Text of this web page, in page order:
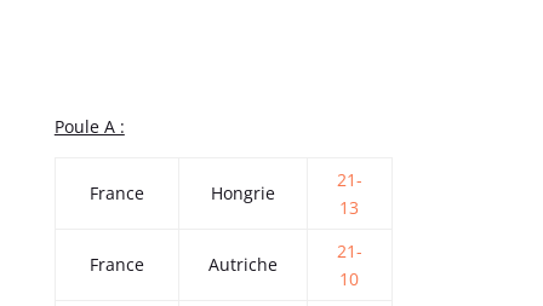
Poule A :
France Hongrie
21-
13
France Autriche
21-
10